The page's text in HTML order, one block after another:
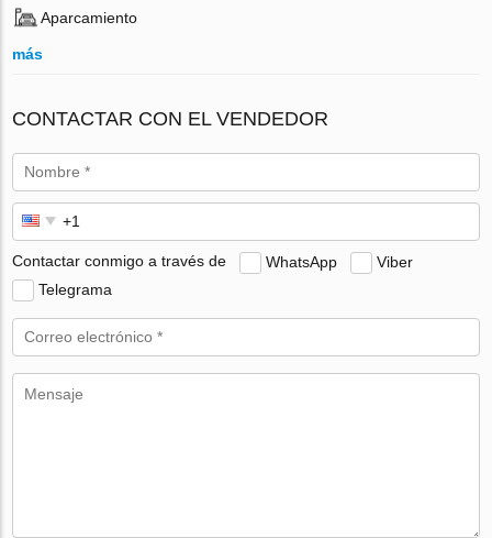
Aparcamiento
más
CONTACTAR CON EL VENDEDOR
Contactar conmigo a través de WhatsApp
Viber
Telegrama